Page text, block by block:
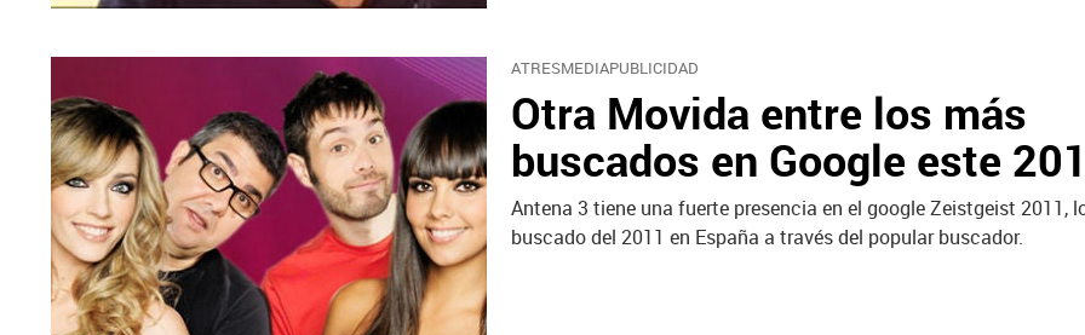
ATRESMEDIAPUBLICIDAD
Otra Movida entre los más
buscados en Google este
Antena 3 tiene una fuerte presencia en el google Zeistgeist 2011,
buscado del 2011 en España a través del popular buscador.